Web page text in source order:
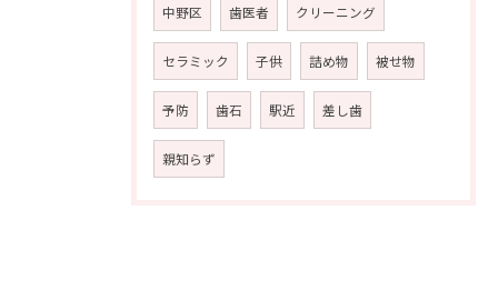
中野区 歯医者 クリーニング
セラミック 子供 詰め物 被せ物
予防 歯石 駅近 差し歯
親知らず